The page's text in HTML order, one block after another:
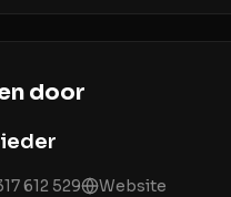
door
612 529 Website